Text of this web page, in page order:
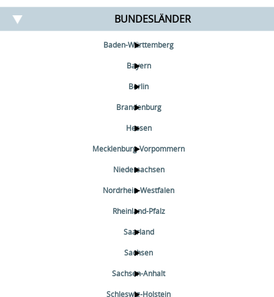
BUNDESLÄNDER
Baden-Württemberg
Bayern
Berlin
Brandenburg
Hessen
Mecklenburg-Vorpommern
Niedersachsen
Nordrhein-Westfalen
Rheinland-Pfalz
Saarland
Sachsen
Sachsen-Anhalt
Schleswig-Holstein